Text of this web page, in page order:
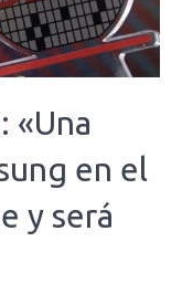
«Una
en el
y será